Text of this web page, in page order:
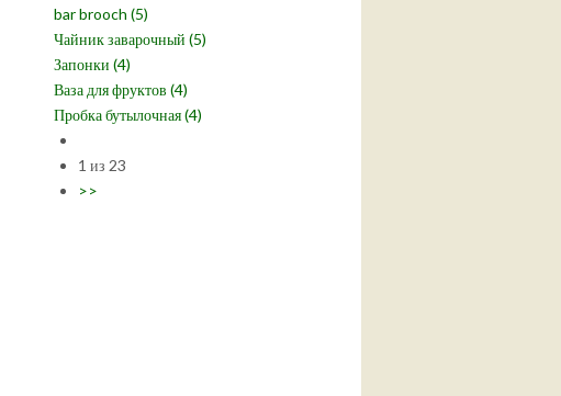
bar brooch (5)
Чайник заварочный (5)
Запонки (4)
Ваза для фруктов (4)
Пробка бутылочная (4)
1 из 23
>>